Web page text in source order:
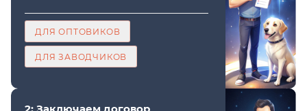
ДЛЯ ОПТОВИКОВ
ДЛЯ ЗАВОДЧИКОВ